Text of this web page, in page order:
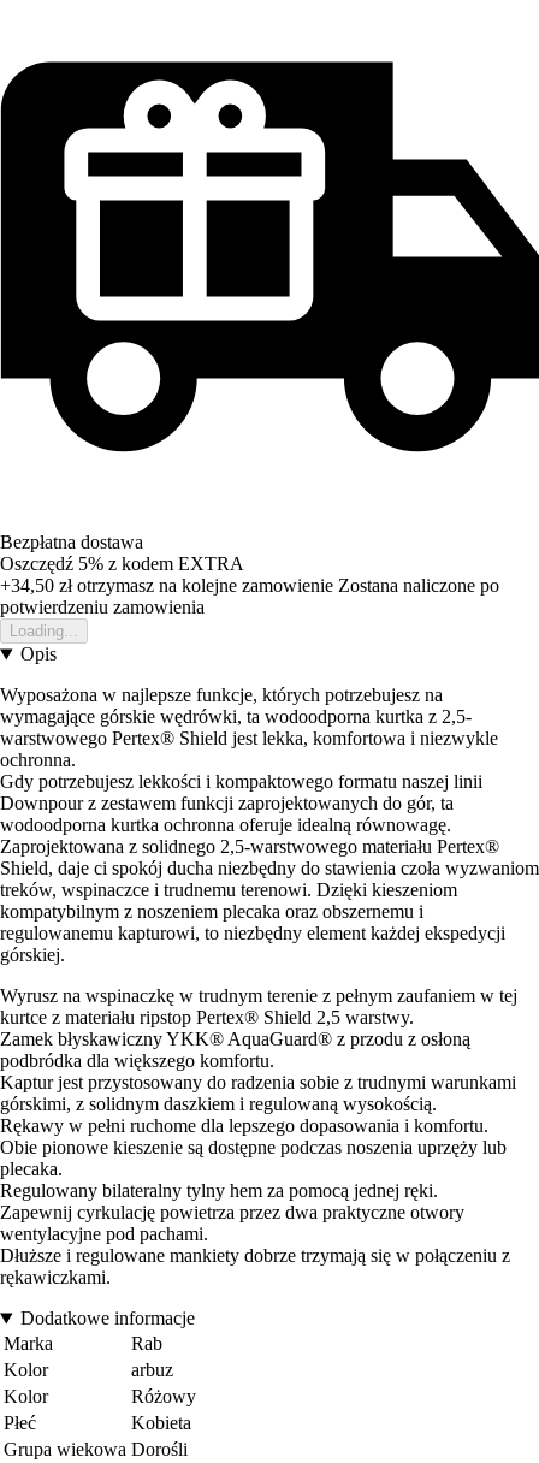
Bezpłatna dostawa
Oszczędź 5% z kodem EXTRA
+34,50 złotrzymasz na kolejne zamowienie Zostana naliczone po
potwierdzeniu zamowienia
Loading...
Opis
Wyposażona w najlepsze funkcje, których potrzebujesz na
wymagające górskie wędrówki, ta wodoodporna kurtka z 2,5-
warstwowego Pertex® Shield jest lekka, komfortowa i niezwykle
ochronna.
Gdy potrzebujesz lekkości i kompaktowego formatu naszej linii
Downpour z zestawem funkcji zaprojektowanych do gór, ta
wodoodporna kurtka ochronna oferuje idealną równowagę.
Zaprojektowana z solidnego 2,5-warstwowego materiału Pertex®
Shield, daje ci spokój ducha niezbędny do stawienia czoła wyzwaniom
treków, wspinaczce i trudnemu terenowi. Dzięki kieszeniom
kompatybilnym z noszeniem plecaka oraz obszernemu i
regulowanemu kapturowi, to niezbędny element każdej ekspedycji
górskiej.
Wyrusz na wspinaczkę w trudnym terenie z pełnym zaufaniem w tej
kurtce z materiału ripstop Pertex® Shield 2,5 warstwy.
Zamek błyskawiczny YKK® AquaGuard® z przodu z osłoną
podbródka dla większego komfortu.
Kaptur jest przystosowany do radzenia sobie z trudnymi warunkami
górskimi, z solidnym daszkiem i regulowaną wysokością.
Rękawy w pełni ruchome dla lepszego dopasowania i komfortu.
Obie pionowe kieszenie są dostępne podczas noszenia uprzęży lub
plecaka.
Regulowany bilateralny tylny hem za pomocą jednej ręki.
Zapewnij cyrkulację powietrza przez dwa praktyczne otwory
wentylacyjne pod pachami.
Dłuższe i regulowane mankiety dobrze trzymają się w połączeniu z
rękawiczkami.
Dodatkowe informacje
Marka
Rab
Kolor
arbuz
Kolor
Różowy
Płeć
Kobieta
Grupa wiekowa Dorośli